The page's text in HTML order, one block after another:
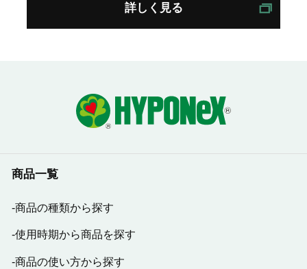
詳しく見る
商品一覧
商品の種類から探す
使用時期から商品を探す
商品の使い方から探す